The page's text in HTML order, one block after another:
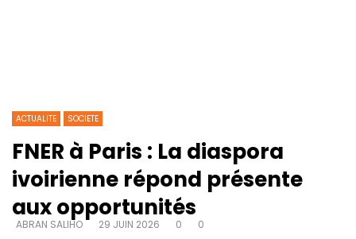
ACTUALITE SOCIETE
FNER à Paris : La diaspora
ivoirienne répond présente
aux opportunités
ABRAN SALIHO 29 JUIN 2026 0 0